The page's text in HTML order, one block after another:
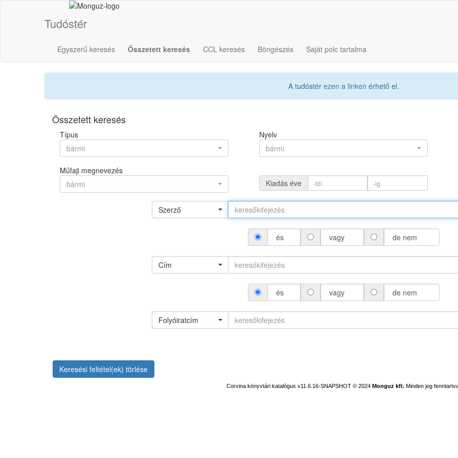
Tudóstér
Egyszerű keresés Összetett keresés CCL keresés Böngészés Saját polc tartalma
A tudóstér ezen a linken érhető el.
Összetett keresés
Típus
bármi
Nyelv
bármi
Műfaji megnevezés
bármi
Kiadás éve
Szerző
és vagy de nem
Cím
és vagy de nem
Folyóiratcím
Keresési feltétel(ek) törlése
Corvina könyvtári katalógus v11.6.16-SNAPSHOT © 2024 Monguz kft. Minden jog